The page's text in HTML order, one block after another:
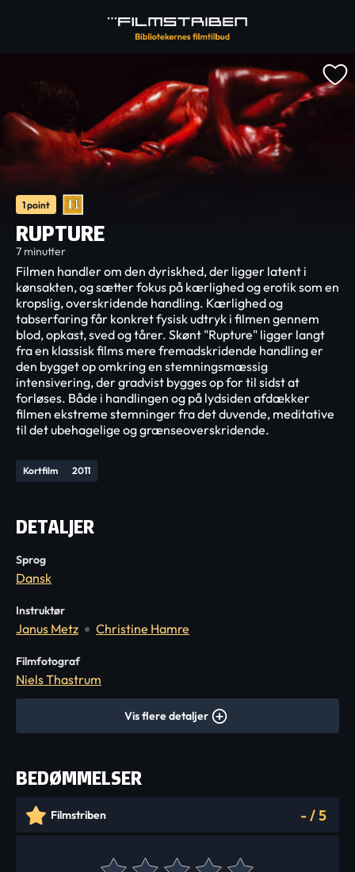
1 point
RUPTURE
7 minutter
Kortfilm 2011
Filmen handler om den dyriskhed, der ligger latent i
kønsakten, og sætter fokus på kærlighed og erotik som en
kropslig, overskridende handling. Kærlighed og
tabserfaring får konkret fysisk udtryk i filmen gennem
blod, opkast, sved og tårer. Skønt "Rupture" ligger langt
fra en klassisk films mere fremadskridende handling er
den bygget op omkring en stemningsmæssig
intensivering, der gradvist bygges op for til sidst at
forløses. Både i handlingen og på lydsiden afdækker
filmen ekstreme stemninger fra det duvende, meditative
til det ubehagelige og grænseoverskridende.
DETALJER
Sprog
Dansk
Instruktør
Janus Metz Christine Hamre
Filmfotograf
Niels Thastrum
Vis flere detaljer
BEDØMMELSER
Filmstriben -/5